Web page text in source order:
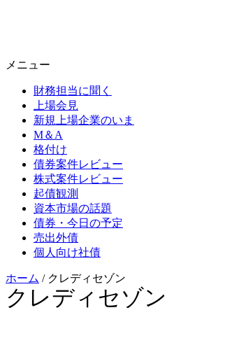
メニュー
財務担当に聞く
上場会見
新規上場企業のいま
M＆A
格付け
債券案件レビュー
株式案件レビュー
起債観測
資本市場の話題
債券・今日の予定
売出外債
個人向け社債
ホーム / クレディセゾン
クレディセゾン